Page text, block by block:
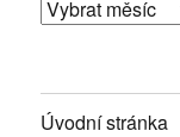
Archivy
Úvodní stránka